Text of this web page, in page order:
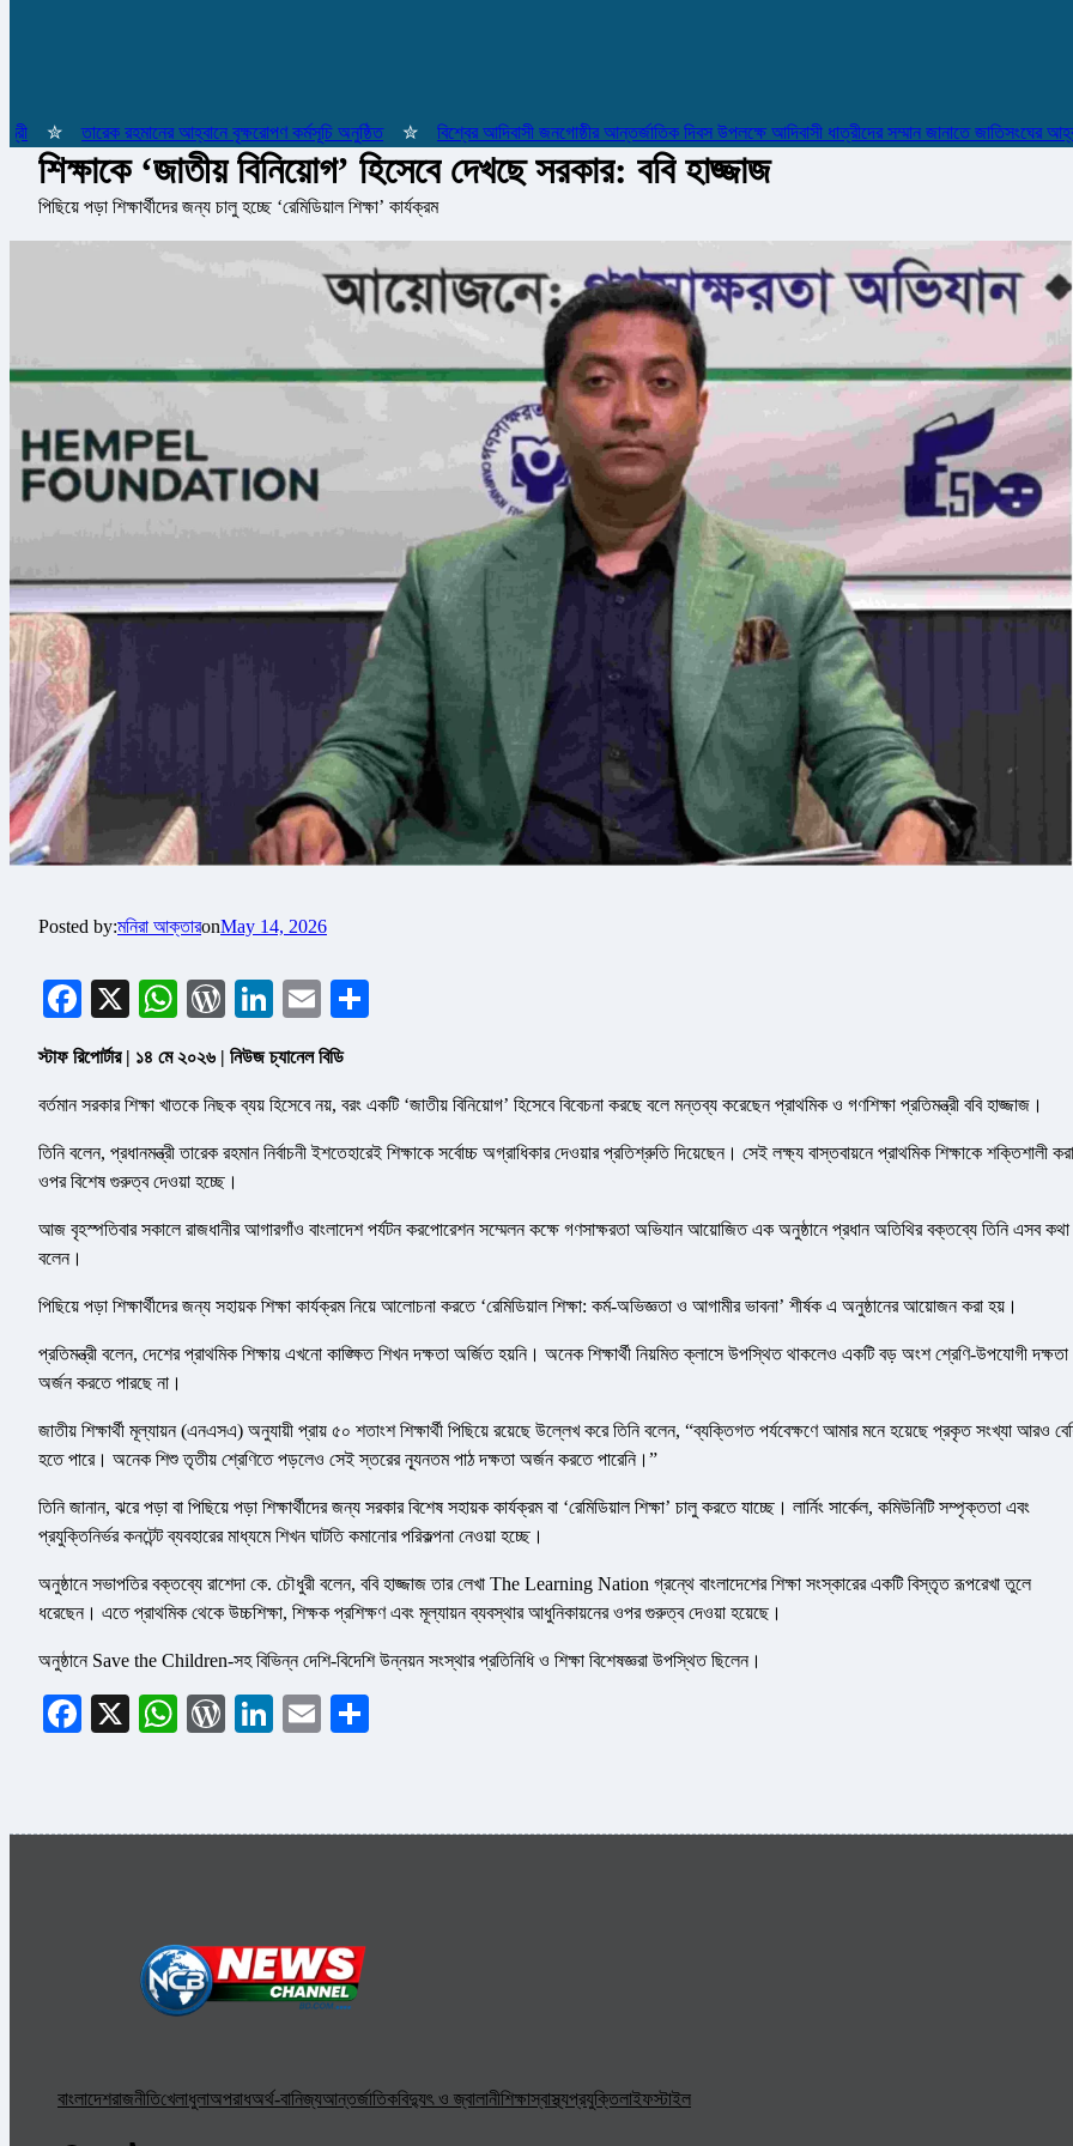
✮ তারেক রহমানের আহ্বানে বৃক্ষরোপণ কর্মসূচি অনুষ্ঠিত ✮ বিশ্বের আদিবাসী জনগোষ্ঠীর আন্তর্জাতিক দিবস উপলক্ষে আদিবাসী ধাত্রীদের সম্মান জানাতে জাতিসংঘের আহ্বান
শিক্ষাকে ‘জাতীয় বিনিয়োগ’ হিসেবে দেখছে সরকার: ববি হাজ্জাজ
পিছিয়ে পড়া শিক্ষার্থীদের জন্য চালু হচ্ছে ‘রেমিডিয়াল শিক্ষা’ কার্যক্রম
Posted by:মনিরা আক্তারonMay 14, 2026
Facebook
X WhatsApp
WordPress
LinkedIn
Email
স্টাফ রিপোর্টার | ১৪ মে ২০২৬ | নিউজ চ্যানেল বিডি
বর্তমান সরকার শিক্ষা খাতকে নিছক ব্যয় হিসেবে নয়, বরং একটি ‘জাতীয় বিনিয়োগ’ হিসেবে বিবেচনা করছে বলে মন্তব্য করেছেন প্রাথমিক ও গণশিক্ষা প্রতিমন্ত্রী ববি হাজ্জাজ।
তিনি বলেন, প্রধানমন্ত্রী তারেক রহমান নির্বাচনী ইশতেহারেই শিক্ষাকে সর্বোচ্চ অগ্রাধিকার দেওয়ার প্রতিশ্রুতি দিয়েছেন। সেই লক্ষ্য বাস্তবায়নে প্রাথমিক শিক্ষাকে শক্তিশালী
ওপর বিশেষ গুরুত্ব দেওয়া হচ্ছে।
আজ বৃহস্পতিবার সকালে রাজধানীর আগারগাঁও বাংলাদেশ পর্যটন করপোরেশন সম্মেলন কক্ষে গণসাক্ষরতা অভিযান আয়োজিত এক অনুষ্ঠানে প্রধান অতিথির বক্তব্যে তিনি এসব কথা
বলেন।
পিছিয়ে পড়া শিক্ষার্থীদের জন্য সহায়ক শিক্ষা কার্যক্রম নিয়ে আলোচনা করতে ‘রেমিডিয়াল শিক্ষা: কর্ম-অভিজ্ঞতা ও আগামীর ভাবনা’ শীর্ষক এ অনুষ্ঠানের আয়োজন করা হয়।
প্রতিমন্ত্রী বলেন, দেশের প্রাথমিক শিক্ষায় এখনো কাঙ্ক্ষিত শিখন দক্ষতা অর্জিত হয়নি। অনেক শিক্ষার্থী নিয়মিত ক্লাসে উপস্থিত থাকলেও একটি বড় অংশ শ্রেণি-উপযোগী দক্ষতা
অর্জন করতে পারছে না।
জাতীয় শিক্ষার্থী মূল্যায়ন (এনএসএ) অনুযায়ী প্রায় ৫০ শতাংশ শিক্ষার্থী পিছিয়ে রয়েছে উল্লেখ করে তিনি বলেন, “ব্যক্তিগত পর্যবেক্ষণে আমার মনে হয়েছে প্রকৃত সংখ্যা আরও
হতে পারে। অনেক শিশু তৃতীয় শ্রেণিতে পড়লেও সেই স্তরের ন্যূনতম পাঠ দক্ষতা অর্জন করতে পারেনি।”
তিনি জানান, ঝরে পড়া বা পিছিয়ে পড়া শিক্ষার্থীদের জন্য সরকার বিশেষ সহায়ক কার্যক্রম বা ‘রেমিডিয়াল শিক্ষা’ চালু করতে যাচ্ছে। লার্নিং সার্কেল, কমিউনিটি সম্পৃক্ততা এবং
প্রযুক্তিনির্ভর কনটেন্ট ব্যবহারের মাধ্যমে শিখন ঘাটতি কমানোর পরিকল্পনা নেওয়া হচ্ছে।
অনুষ্ঠানে সভাপতির বক্তব্যে রাশেদা কে. চৌধুরী বলেন, ববি হাজ্জাজ তার লেখা The Learning Nation গ্রন্থে বাংলাদেশের শিক্ষা সংস্কারের একটি বিস্তৃত রূপরেখা তুলে
ধরেছেন। এতে প্রাথমিক থেকে উচ্চশিক্ষা, শিক্ষক প্রশিক্ষণ এবং মূল্যায়ন ব্যবস্থার আধুনিকায়নের ওপর গুরুত্ব দেওয়া হয়েছে।
অনুষ্ঠানে Save the Children-সহ বিভিন্ন দেশি-বিদেশি উন্নয়ন সংস্থার প্রতিনিধি ও শিক্ষা বিশেষজ্ঞরা উপস্থিত ছিলেন।
Facebook
X WhatsApp
WordPress
LinkedIn
Email
বাংলাদেশরাজনীতিখেলাধুলাঅপরাধঅর্থ-বানিজ্যআন্তর্জাতিকবিদ্যুৎ ও জ্বালানীশিক্ষাস্বাস্থ্যপ্রযুক্তিলাইফস্টাইল